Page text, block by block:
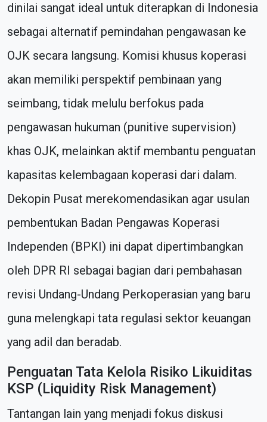
dinilai sangat ideal untuk diterapkan di Indonesia
sebagai alternatif pemindahan pengawasan ke
OJK secara langsung. Komisi khusus koperasi
akan memiliki perspektif pembinaan yang
seimbang, tidak melulu berfokus pada
pengawasan hukuman (punitive supervision)
khas OJK, melainkan aktif membantu penguatan
kapasitas kelembagaan koperasi dari dalam.
Dekopin Pusat merekomendasikan agar usulan
pembentukan Badan Pengawas Koperasi
Independen (BPKI) ini dapat dipertimbangkan
oleh DPR RI sebagai bagian dari pembahasan
revisi Undang-Undang Perkoperasian yang baru
guna melengkapi tata regulasi sektor keuangan
yang adil dan beradab.
Penguatan Tata Kelola Risiko Likuiditas
KSP (Liquidity Risk Management)
Tantangan lain yang menjadi fokus diskusi